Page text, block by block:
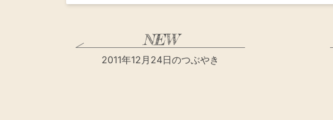
2011年12月24日のつぶやき